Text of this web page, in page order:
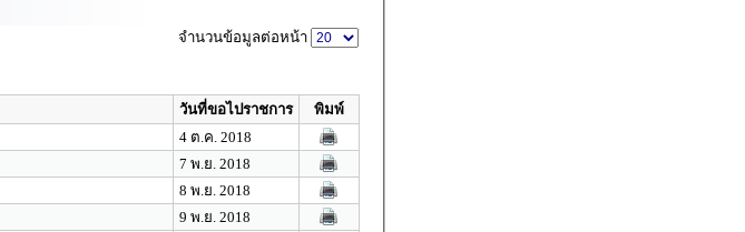
จำนวนข้อมูลต่อหน้า
วันที่ขอไปราชการ
พิมพ์
4 ต.ค. 2018
7 พ.ย. 2018
8 พ.ย. 2018
9 พ.ย. 2018